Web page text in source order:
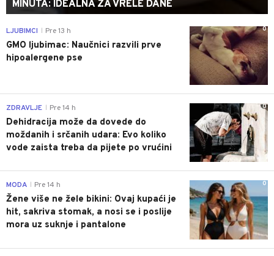
MINUTA: IDEALNA ZA VRELE DANE
0
LJUBIMCI Pre 13 h
GMO ljubimac: Naučnici razvili prve
hipoalergene pse
0
ZDRAVLJE Pre 14 h
Dehidracija može da dovede do
moždanih i srčanih udara: Evo koliko
vode zaista treba da pijete po vrućini
0
MODA Pre 14 h
Žene više ne žele bikini: Ovaj kupaći je
hit, sakriva stomak, a nosi se i poslije
mora uz suknje i pantalone